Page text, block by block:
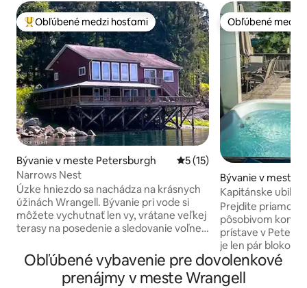
Najobľúbenejšie medzi hosťami
Obľúbené medzi hosťami
Bývanie v meste Petersburgh Priemerné ohodnotenie 5
5 (15)
Narrows Nest
Úzke hniezdo sa nachádza na krásnych
úžinách Wrangell. Bývanie pri vode si
môžete vychutnať len vy, vrátane veľkej
terasy na posedenie a sledovanie voľne
plavidiel a nádherných západov slnka vo
večerných hodinách. Nachádza sa 5 km
od prístavu a obchodov v centre mesta,
Obľúbené medzi
Obľúbené medzi
Bývanie v meste
h
Kapitánske
bonusová izba,
Prejdite priamo
pôsobivom
prístave v
je len pár blokov
nórsky dom je
zariadením,
pobyt potrebovať. Vírivka,
Obľúbené vybavenie pre dovolenkové
prenájmy v meste Wrangell